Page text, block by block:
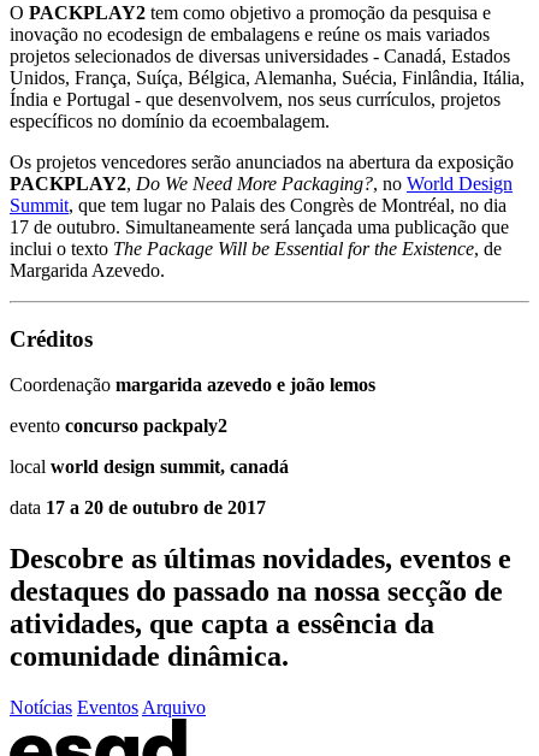
O PACKPLAY2 tem como objetivo a promoção da pesquisa e
inovação no ecodesign de embalagens e reúne os mais variados
projetos selecionados de diversas universidades - Canadá, Estados
Unidos, França, Suíça, Bélgica, Alemanha, Suécia, Finlândia, Itália,
Índia e Portugal - que desenvolvem, nos seus currículos, projetos
específicos no domínio da ecoembalagem.
Os projetos vencedores serão anunciados na abertura da exposição
PACKPLAY2, Do We Need More Packaging?, no World Design
Summit, que tem lugar no Palais des Congrès de Montréal, no dia
17 de outubro. Simultaneamente será lançada uma publicação que
inclui o texto The Package Will be Essential for the Existence, de
Margarida Azevedo.
Créditos
Coordenação margarida azevedo e joão lemos
evento concurso packpaly2
local world design summit, canadá
data 17 a 20 de outubro de 2017
Descobre as últimas novidades, eventos e
destaques do passado na nossa secção de
atividades, que capta a essência da
comunidade dinâmica.
Notícias Eventos Arquivo